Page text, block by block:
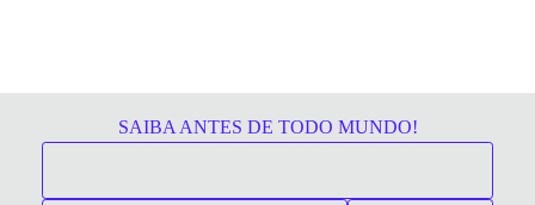
SAIBA ANTES DE TODO MUNDO!